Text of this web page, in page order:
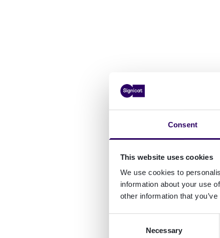
Consent
This website uses cookies
We use cookies to
information about your use
other information that
Necessary